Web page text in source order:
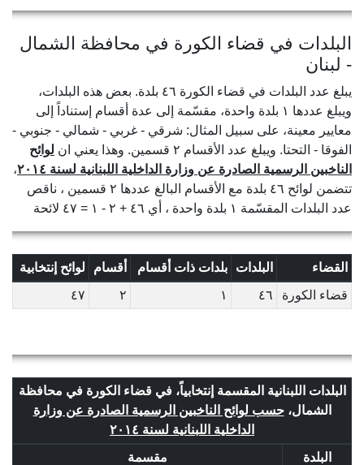
البلدات في قضاء الكورة في محافظة الشمال
- لبنان
يبلغ عدد البلدات في قضاء الكورة ٤٦ بلدة. بعض هذه البلدات،
ويبلغ عددها ١ بلدة واحدة، مقسّمة إلى عدة أقسام إستناداً إلى
معايير معينة، على سبيل المثال: شرقي - غربي - شمالي - جنوبي -
الفوقا - التحتا. ويبلغ عدد الأقسام ٢ قسمين. وهذا يعني ان
لوائح
الناخبين الرسمية الصادرة عن وزارة الداخلية اللبنانية لسنة ٢٠١٤
،
تتضمن لوائح ٤٦ بلدة مع الأقسام البالغ عددها ٢ قسمين ، ناقص
عدد البلدات المقسّمة ١ بلدة واحدة ، أي ٤٦ + ٢ - ١ = ٤٧ لائحة
القضاء البلدات بلدات ذات أقسام أقسام
لوائح إنتخابية
قضاء الكورة
٤٦ ١ ٢ ٤٧
البلدات اللبنانية المقسمة إنتخابياً، في قضاء الكورة في محافظة
الشمال،حسب لوائح الناخبين الرسمية الصادرة عن وزارة
الداخلية اللبنانية لسنة ٢٠١٤
البلدة
مقسمة